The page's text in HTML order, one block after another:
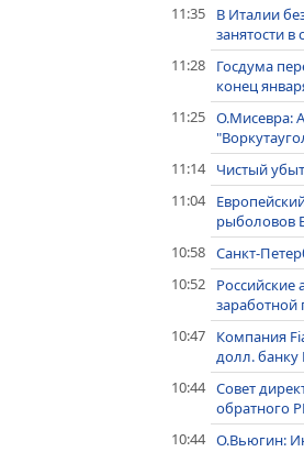
11:35
В Италии
занятости в
11:28
Госдума
конец
11:25 О.Мисевра:
11:14
Чистый
11:04
рыболовов
10:58 Санкт-
10:52
Российские
заработной
10:47
Компания
долл. банку
10:44 Совет
обратного
10:44 О.Вьюгин: